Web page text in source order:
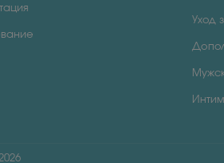
Уход